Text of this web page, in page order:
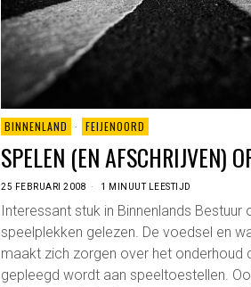
BINNENLAND · FEIJENOORD
SPELEN (EN AFSCHRIJVEN)
25 FEBRUARI 2008 1 MINUUT LEESTIJD
Interessant stuk in Binnenlands Bestuur
speelplekken gelezen. De voedsel en
maakt zich zorgen over het onderhoud
gepleegd wordt aan speeltoestellen.